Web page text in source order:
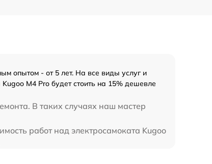
опытом - от 5 лет. На все виды услуг и
M4 Pro будет стоить на 15% дешевле
В таких случаях наш мастер
работ над электросамоката Kugoo